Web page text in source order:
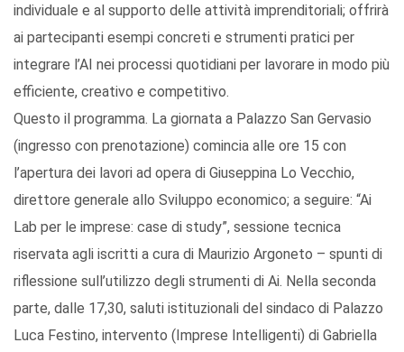
individuale e al supporto delle attività imprenditoriali; offrirà
ai partecipanti esempi concreti e strumenti pratici per
integrare l’AI nei processi quotidiani per lavorare in modo più
efficiente, creativo e competitivo.
Questo il programma. La giornata a Palazzo San Gervasio
(ingresso con prenotazione) comincia alle ore 15 con
l’apertura dei lavori ad opera di Giuseppina Lo Vecchio,
direttore generale allo Sviluppo economico; a seguire: “Ai
Lab per le imprese: case di study”, sessione tecnica
riservata agli iscritti a cura di Maurizio Argoneto – spunti di
riflessione sull’utilizzo degli strumenti di Ai. Nella seconda
parte, dalle 17,30, saluti istituzionali del sindaco di Palazzo
Luca Festino, intervento (Imprese Intelligenti) di Gabriella